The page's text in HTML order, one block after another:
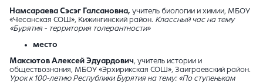
Намсараева Сэсэг Галсановна, учитель биологии и химии, МБОУ
«Чесанская СОШ», Кижингинский район. Классный час на тему
«Бурятия - территория толерантности»
место
Максютов Алексей Эдуардович, учитель истории и
обществознания, МБОУ «Эрхирикская СОШ», Заиграевский район.
Урок к 100-летию Республики Бурятия на тему: «По ступенькам